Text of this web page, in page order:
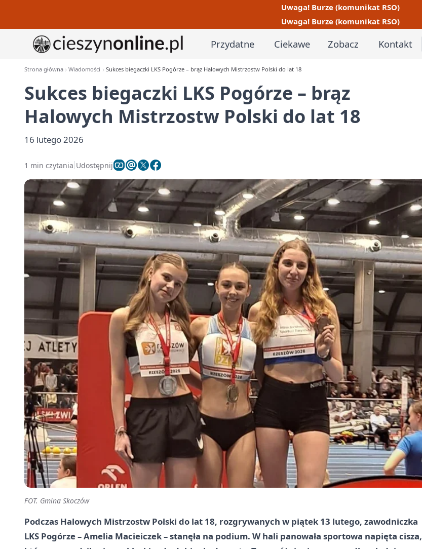
Uwaga! Burze (komunikat RSO)
Uwaga! Burze (komunikat RSO)
Przydatne Ciekawe Zobacz Kontakt
Strona główna Wiadomości Sukces biegaczki LKS Pogórze – brąz Halowych Mistrzostw Polski do lat 18
Sukces biegaczki LKS Pogórze – brąz
Halowych Mistrzostw Polski do lat 18
16 lutego 2026
1 min czytania Udostępnij
FOT. Gmina Skoczów
Podczas Halowych Mistrzostw Polski do lat 18, rozgrywanych w piątek 13 lutego, zawodniczka
LKS Pogórze–Amelia Macieiczek– stanęła na podium. W hali panowała sportowa napięta cisza,